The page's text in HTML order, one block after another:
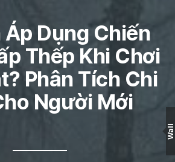
Áp Dụng Chiến
Thếp Khi Chơi
Phân Tích Chi
Người Mới
Wall